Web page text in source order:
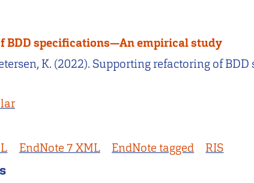
BDD specifications—An empirical study
K. (2022). Supporting refactoring of
EndNote 7 XML EndNote tagged RIS